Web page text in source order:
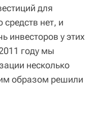
для
средств нет, и
инвесторов у этих
году мы
несколько
образом решили